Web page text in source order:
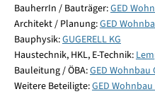
BauherrIn / Bauträger:GED
Architekt / Planung:GED
Bauphysik:GUGERELL KG
Haustechnik, HKL, E-Technik:
Bauleitung / ÖBA:GED Wohnbau
Weitere Beteiligte:GED